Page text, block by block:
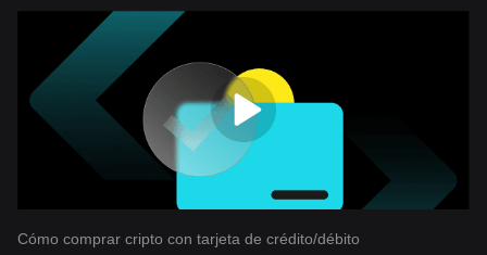
Cómo comprar cripto con tarjeta de crédito/débito